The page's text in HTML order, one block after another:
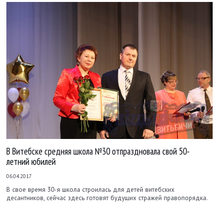
В Витебске средняя школа №30 отпраздновала свой 50-
летний юбилей
06.04.2017
В свое время 30-я школа строилась для детей витебских
десантников, сейчас здесь готовят будущих стражей правопорядка.